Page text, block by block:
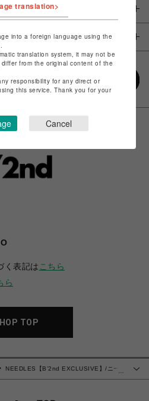
く表記は こちら
ら
TOP
…
NEEDLES【B’2nd EXCLUSIVE】/ニー
translation>
into a foreign language using the
translation system, it may not be
from the original content of the
responsibility for any direct or
this service. Thank you for your
Cancel